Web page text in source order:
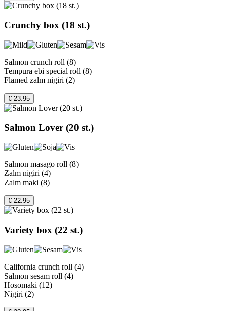
Crunchy box (18 st.)
Salmon crunch roll (8)
Tempura ebi special roll (8)
Flamed zalm nigiri (2)
€ 23.95
Salmon Lover (20 st.)
Salmon masago roll (8)
Zalm nigiri (4)
Zalm maki (8)
€ 22.95
Variety box (22 st.)
California crunch roll (4)
Salmon sesam roll (4)
Hosomaki (12)
Nigiri (2)